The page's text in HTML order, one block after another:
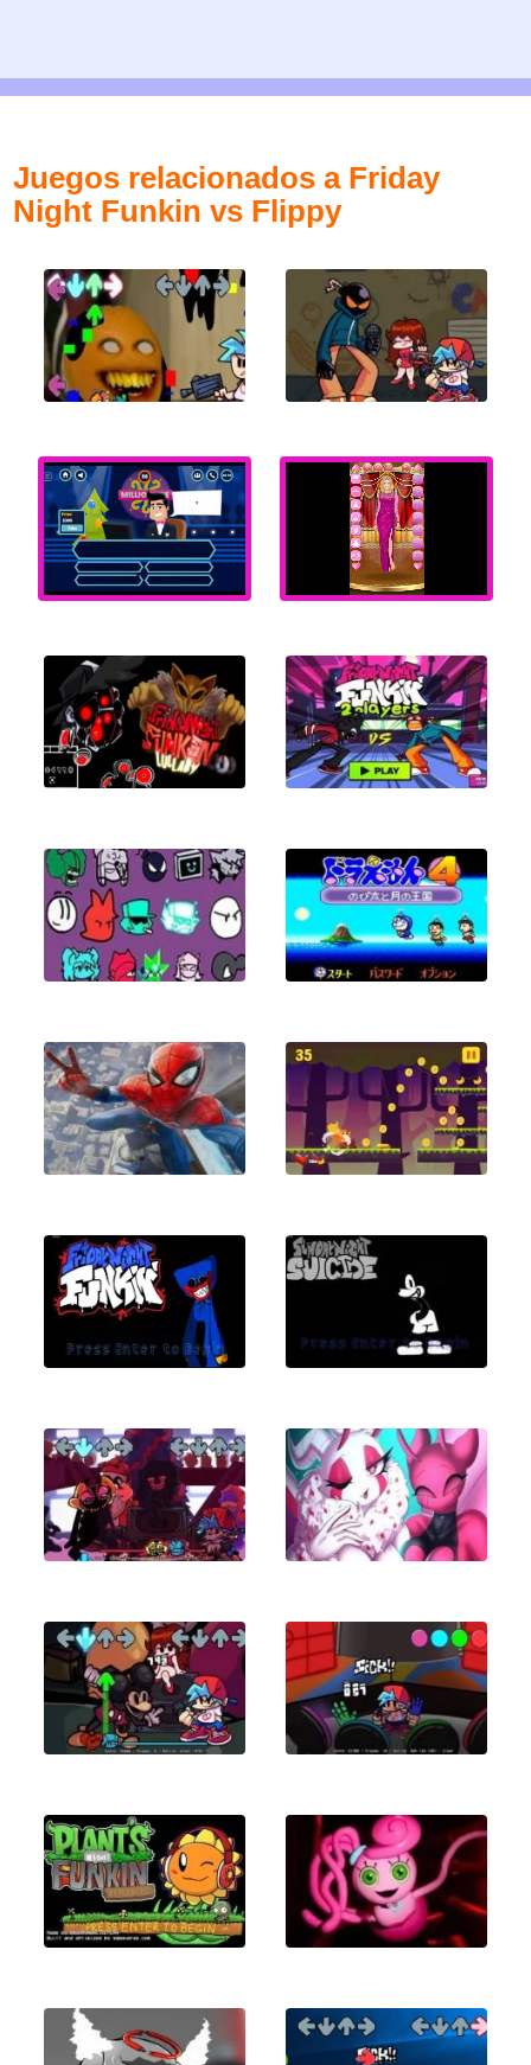
Juegos relacionados a Friday
Night Funkin vs Flippy